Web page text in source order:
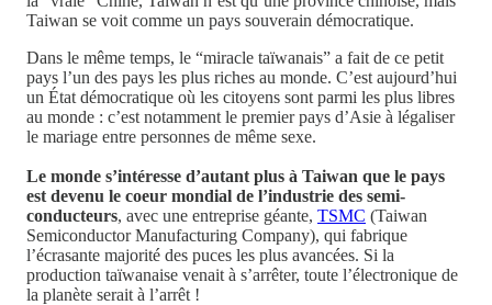
Taiwan se voit comme un pays souverain démocratique.
Dans le même temps, le “miracle taïwanais” a fait de ce petit
pays l’un des pays les plus riches au monde. C’est aujourd’hui
un État démocratique où les citoyens sont parmi les plus libres
au monde : c’est notamment le premier pays d’Asie à légaliser
le mariage entre personnes de même sexe.
Le monde s’intéresse d’autant plus à Taiwan que le pays
est devenu le coeur mondial de l’industrie des semi-
conducteurs, avec une entreprise géante, TSMC (Taiwan
Semiconductor Manufacturing Company), qui fabrique
l’écrasante majorité des puces les plus avancées. Si la
production taïwanaise venait à s’arrêter, toute l’électronique de
la planète serait à l’arrêt !